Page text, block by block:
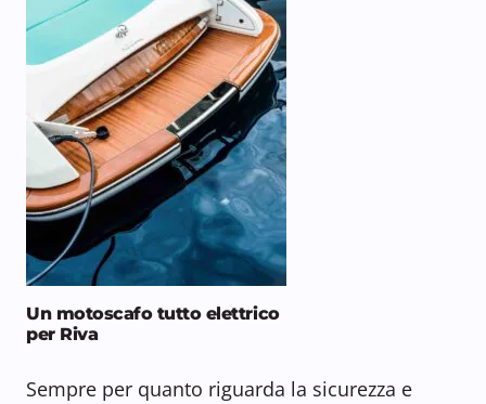
Un motoscafo tutto elettrico
per Riva
Sempre per quanto riguarda la sicurezza e